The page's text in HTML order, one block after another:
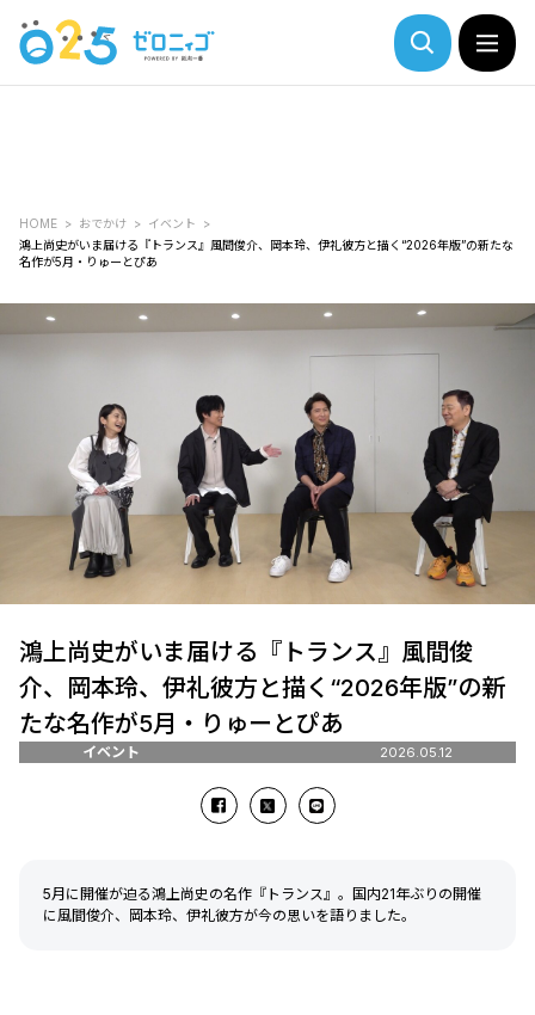
HOME おでかけ
イベント
鴻上尚史がいま届ける『トランス』――風間俊介、岡本玲、伊礼彼方と描く“2026年版”の新たな
名作が5月・りゅーとぴあ
鴻上尚史がいま届ける『トランス』――風間俊
介、岡本玲、伊礼彼方と描く“2026年版”の新
たな名作が5月・りゅーとぴあ
イベント 2026.05.12
5月に開催が迫る鴻上尚史の名作『トランス』。国内21年ぶりの開催
に風間俊介、岡本玲、伊礼彼方が今の思いを語りました。